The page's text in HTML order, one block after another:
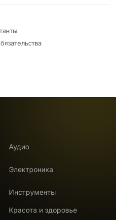
Аудио
Электроника
Инструменты
Красота и здоровье